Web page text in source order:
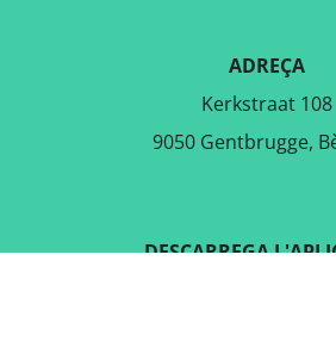
ADREÇA
Kerkstraat 108
9050 Gentbrugge,
DESCARREGA